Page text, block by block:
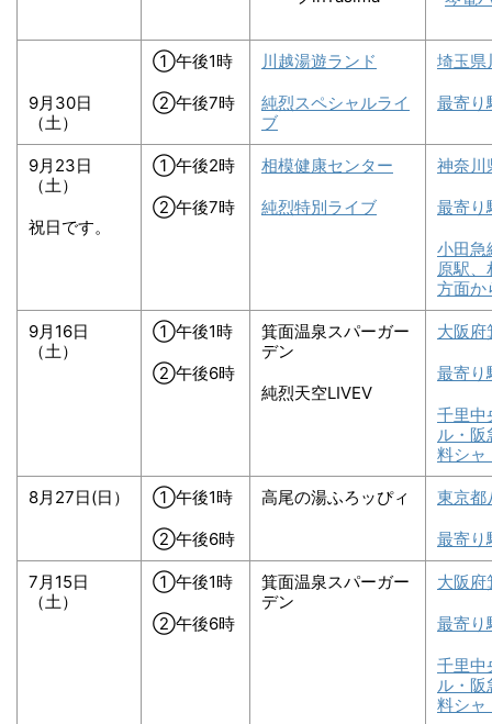
9月30日
（土）
①午後1時
②午後7時
川越湯遊ランド
純烈スペシャルライ
ブ
埼玉県
最寄り
9月23日
（土）
祝日です。
①午後2時
②午後7時
相模健康センター
純烈特別ライブ
神奈川
最寄り
小田急
原駅、
方面か
9月16日
（土）
①午後1時
②午後6時
箕面温泉スパーガー
デン
純烈天空LIVEⅤ
大阪府
最寄り
千里中
ル・阪
料シャ
8月27日(日）
①午後1時
②午後6時
高尾の湯ふろッぴィ
東京都
最寄り
7月15日
（土）
①午後1時
②午後6時
箕面温泉スパーガー
デン
大阪府
最寄り
千里中
ル・阪
料シャ